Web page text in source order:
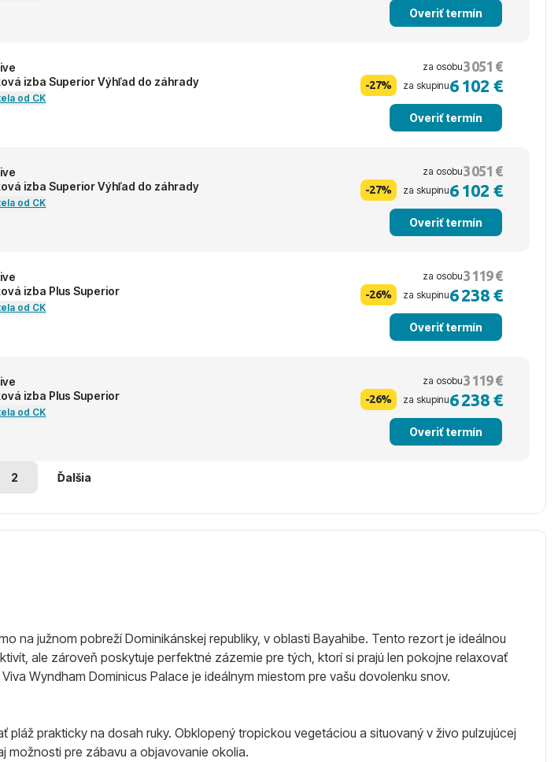
Overiť termín
izba Superior Výhľad do záhrady
od CK
za osobu3 051 €
-27% za skupinu6 102 €
Overiť termín
izba Superior Výhľad do záhrady
od CK
za osobu3 051 €
-27% za skupinu6 102 €
Overiť termín
izba Plus Superior
od CK
za osobu3 119 €
-26% za skupinu6 238 €
Overiť termín
izba Plus Superior
od CK
za osobu3 119 €
-26% za skupinu6 238 €
Overiť termín
2 Ďalšia
na južnom pobreží Dominikánskej republiky, v oblasti Bayahibe. Tento rezort je ideálnou
ale zároveň poskytuje perfektné zázemie pre tých, ktorí si prajú len pokojne relaxovať
Wyndham Dominicus Palace je ideálnym miestom pre vašu dovolenku snov.
prakticky na dosah ruky. Obklopený tropickou vegetáciou a situovaný v živo pulzujúcej
možnosti pre zábavu a objavovanie okolia.